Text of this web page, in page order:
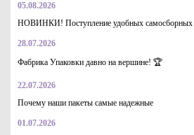
Коробка картонная для белья серия
Декоративная р-р 250*250*180мм.
Крышка + дно.
764
05.08.2026
НОВИНКИ! Поступление удобных самосборных
28.07.2026
Фабрика Упаковки давно на вершине! 🏆
22.07.2026
Почему наши пакеты самые надежные
01.07.2026